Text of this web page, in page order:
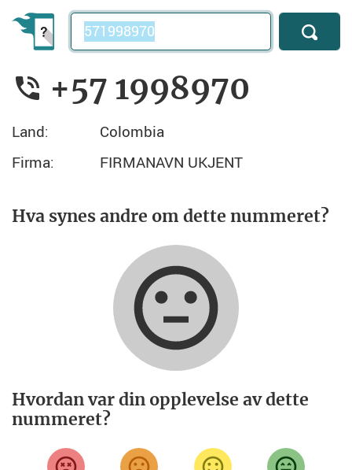
Telefonnummer
+57 1998970
Land:
Colombia
Firma:
FIRMANAVN UKJENT
Hva synes andre om dette nummeret?
Hvordan var din opplevelse av dette
nummeret?